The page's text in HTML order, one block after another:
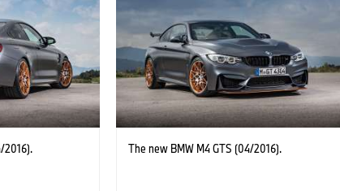
2016). The new BMW M4 GTS (04/2016).